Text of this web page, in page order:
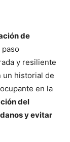
de
y resiliente
un historial de
en la
del
y evitar